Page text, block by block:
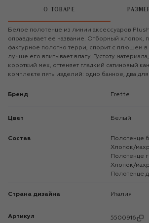
О ТОВАРЕ
Белое полотенце из линии аксессуаров
оправдывает ее название. Отборный хлопок,
фактурное полотно терри, спорит с плюшем в
лучше его впитывает влагу. Густоту
короткий мех, оттеняет гладкий сатиновый
комплекте пять изделий: одно банное, два
Бренд Frette
Цвет Белый
Состав
Полотенце банное (100х150см):
Хлопок/
Полотенце
Хлопок/
Полотенце
Страна дизайна Италия
Артикул 5500916